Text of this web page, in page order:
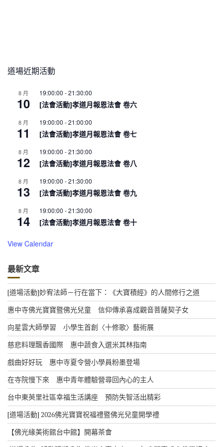
道場近期活動
8 月
10
19:00:00 -21:30:00
[法會活動]孝道月報恩法會 卷六
8 月
11
19:00:00 -21:00:00
[法會活動]孝道月報恩法會 卷七
8 月
12
19:00:00 -21:30:00
[法會活動]孝道月報恩法會 卷八
8 月
13
19:00:00 -21:30:00
[法會活動]孝道月報恩法會 卷九
8 月
14
19:00:00 -21:30:00
[法會活動]孝道月報恩法會 卷十
View Calendar
最新文章
[道場活動]妙宥法師－行在當下：《大寶積經》的人間修行之道
惠中寺佛光寶寶暨佛光兒童 信仰傳承喜成觀音菩薩契子女
向星雲大師學習 小學生首創〈十修歌〉藝術展
慈悲料理飄香國際 惠中蔬食入選米其林指南
戲曲好好玩 惠中寺夏令營小學員粉墨登場
在寺院慢下來 惠中青年體驗營尋回內心的主人
台中東英里社區幸福生活講座 預防失智活出精彩
[道場活動] 2026佛光寶寶祝福禮暨佛光兒童開學禮
【佛光緣美術館台中館】開幕茶會